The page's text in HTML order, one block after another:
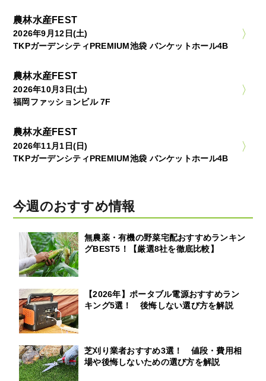
農林水産FEST
2026年9月12日(土)
TKPガーデンシティPREMIUM池袋 バンケットホール4B
農林水産FEST
2026年10月3日(土)
福岡ファッションビル 7F
農林水産FEST
2026年11月1日(日)
TKPガーデンシティPREMIUM池袋 バンケットホール4B
今週のおすすめ情報
無農薬・有機の野菜宅配おすすめランキン
グBEST5！【厳選8社を徹底比較】
【2026年】ポータブル電源おすすめラン
キング5選！ 後悔しない選び方を解説
芝刈り業者おすすめ3選！ 値段・費用相
場や後悔しないための選び方を解説